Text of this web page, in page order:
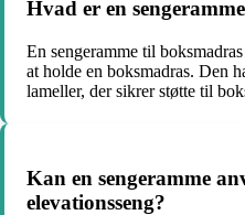
Hvad er en
En sengeramme til
at holde en boksmadras. Den
lameller, der sikrer støtte til
Kan en sengeramme
elevationsseng?